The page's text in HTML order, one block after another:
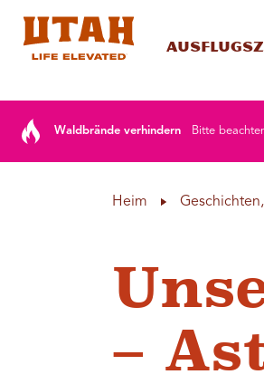
Waldbrände verhindern Bitte
Heim
–